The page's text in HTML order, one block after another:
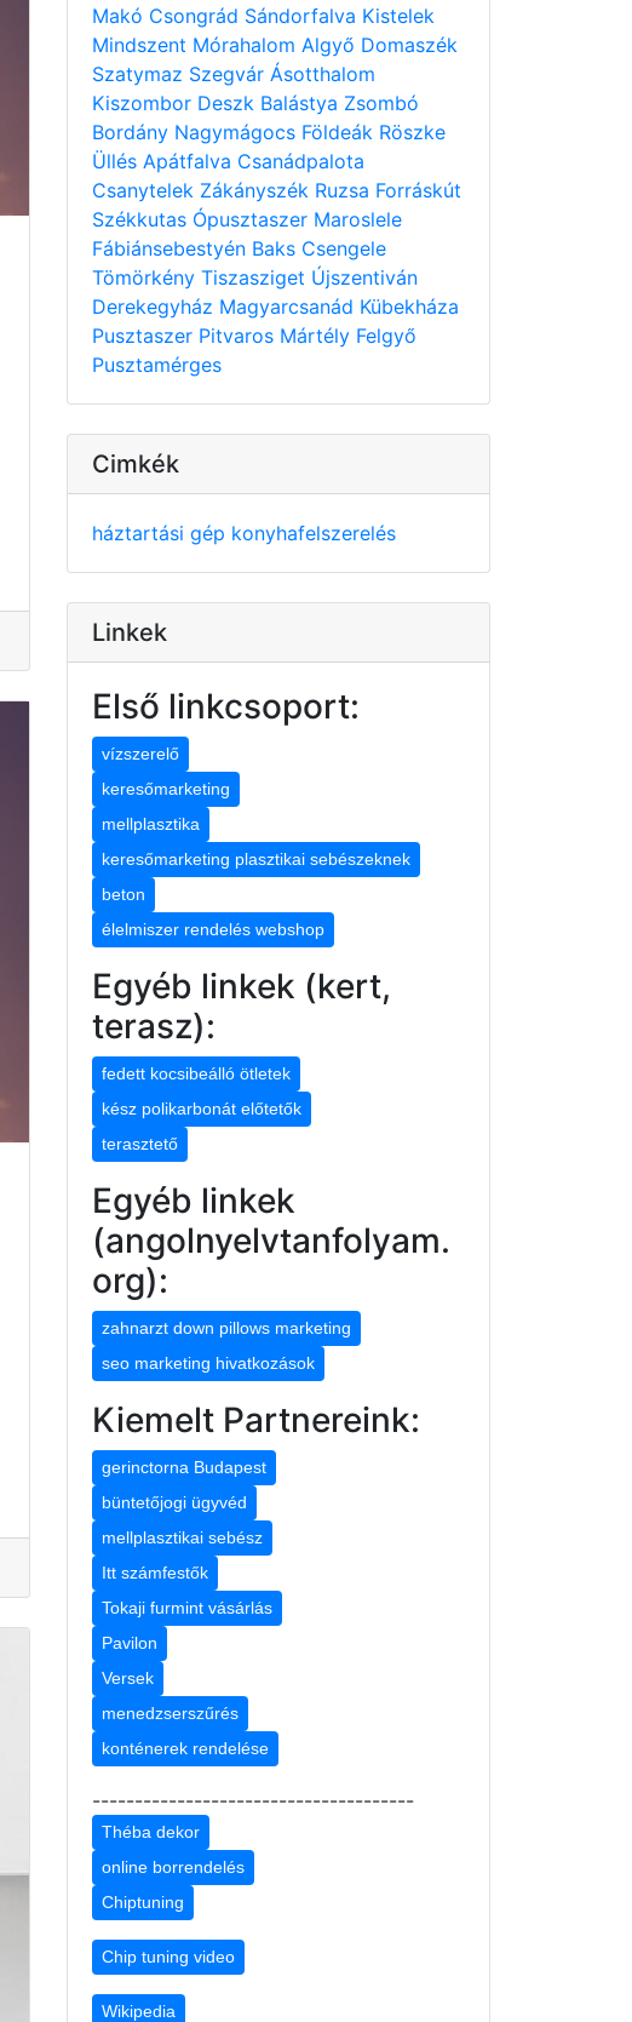
Makó Csongrád Sándorfalva Kistelek
Mindszent Mórahalom Algyő Domaszék
Szatymaz Szegvár Ásotthalom
Kiszombor Deszk Balástya Zsombó
Bordány Nagymágocs Földeák Röszke
Üllés Apátfalva Csanádpalota
Csanytelek Zákányszék Ruzsa Forráskút
Székkutas Ópusztaszer Maroslele
Fábiánsebestyén Baks Csengele
Tömörkény Tiszasziget Újszentiván
Derekegyház Magyarcsanád Kübekháza
Pusztaszer Pitvaros Mártély Felgyő
Pusztamérges
Cimkék
háztartási gép konyhafelszerelés
Linkek
Első linkcsoport:
vízszerelő
keresőmarketing
mellplasztika
keresőmarketing plasztikai sebészeknek
beton
élelmiszer rendelés webshop
Egyéb linkek (kert,
terasz):
fedett kocsibeálló ötletek
kész polikarbonát előtetők
terasztető
Egyéb linkek
(angolnyelvtanfolyam.
org):
zahnarzt down pillows marketing
seo marketing hivatkozások
Kiemelt Partnereink:
gerinctorna Budapest
büntetőjogi ügyvéd
mellplasztikai sebész
Itt számfestők
Tokaji furmint vásárlás
Pavilon
Versek
menedzserszűrés
konténerek rendelése
--------------------------------------
Théba dekor
online borrendelés
Chiptuning
Chip tuning video
Wikipedia